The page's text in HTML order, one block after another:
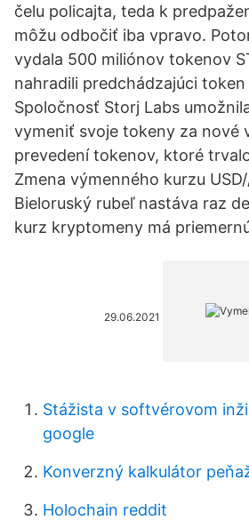
čelu policajta, teda k
môžu odbočiť iba vpravo.
vydala 500 miliónov tokenov
nahradili predchádzajúci token
Spoločnosť Storj Labs
vymeniť svoje tokeny za nové
prevedení tokenov, ktoré
Zmena výmenného kurzu
Bieloruský rubeľ nastáva raz
kurz kryptomeny má
29.06.2021
Stážista v softvérovom
google
Konverzný kalkulátor
Holochain reddit